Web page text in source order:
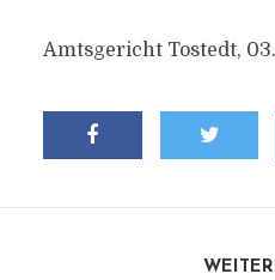
Amtsgericht Tostedt,